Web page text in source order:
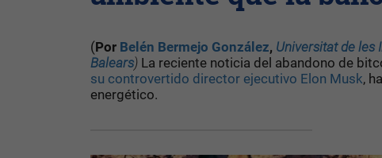
(Por Belén Bermejo González, Universitat de les
Balears) La reciente noticia del abandono de
su controvertido director ejecutivo Elon Musk,
energético.